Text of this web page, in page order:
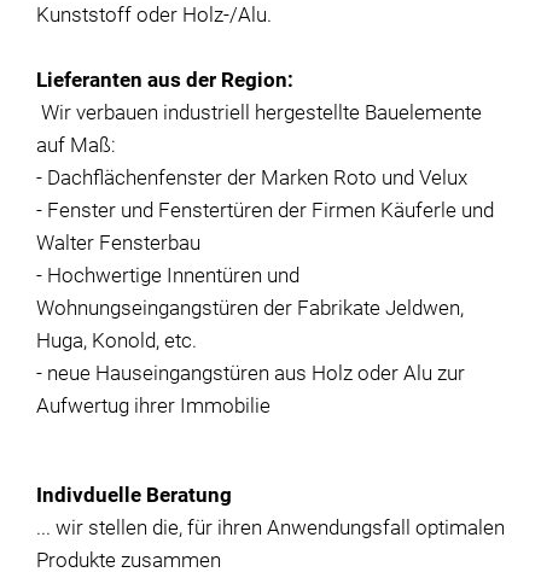
Kunststoff oder Holz-/Alu.
Lieferanten aus der Region:
Wir verbauen industriell hergestellte Bauelemente
auf Maß:
- Dachflächenfenster der Marken Roto und Velux
- Fenster und Fenstertüren der Firmen Käuferle und
Walter Fensterbau
- Hochwertige Innentüren und
Wohnungseingangstüren der Fabrikate Jeldwen,
Huga, Konold, etc.
- neue Hauseingangstüren aus Holz oder Alu zur
Aufwertug ihrer Immobilie
Indivduelle Beratung
... wir stellen die, für ihren Anwendungsfall optimalen
Produkte zusammen